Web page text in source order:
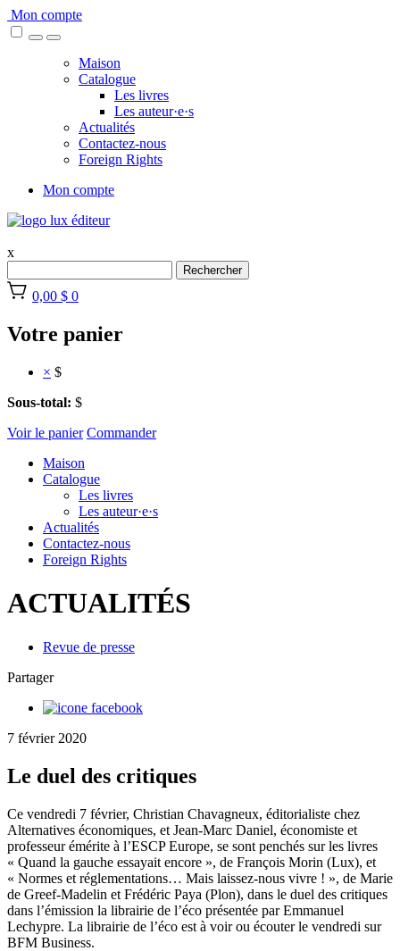
Skip
to
Mon compte
Maison
Catalogue
Les livres
Les auteur·e·s
Actualités
Contactez-nous
Foreign Rights
Mon compte
x
Rechercher
0,00 $ 0
Votre panier
× $
Sous-total: $
Voir le panier Commander
Maison
Catalogue
Les livres
Les auteur·e·s
Actualités
Contactez-nous
Foreign Rights
ACTUALITÉS
Revue de presse
Partager
7 février 2020
Le duel des critiques
Ce vendredi 7 février, Christian Chavagneux, éditorialiste chez
Alternatives économiques, et Jean-Marc Daniel, économiste et
professeur émérite à l’ESCP Europe, se sont penchés sur les livres
« Quand la gauche essayait encore », de François Morin (Lux), et
« Normes et réglementations… Mais laissez-nous vivre ! », de Marie
de Greef-Madelin et Frédéric Paya (Plon), dans le duel des critiques
dans l’émission la librairie de l’éco présentée par Emmanuel
Lechypre. La librairie de l’éco est à voir ou écouter le vendredi sur
BFM Business.